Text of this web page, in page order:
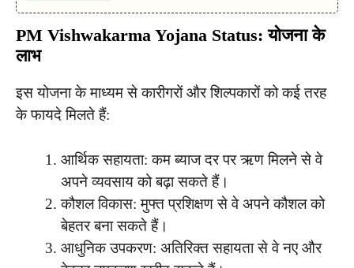
PM Vishwakarma Yojana Status: योजना के
लाभ
इस योजना के माध्यम से कारीगरों और शिल्पकारों को कई तरह
के फायदे मिलते हैं:
आर्थिक सहायता: कम ब्याज दर पर ऋण मिलने से वे
अपने व्यवसाय को बढ़ा सकते हैं।
कौशल विकास: मुफ्त प्रशिक्षण से वे अपने कौशल को
बेहतर बना सकते हैं।
आधुनिक उपकरण: अतिरिक्त सहायता से वे नए और